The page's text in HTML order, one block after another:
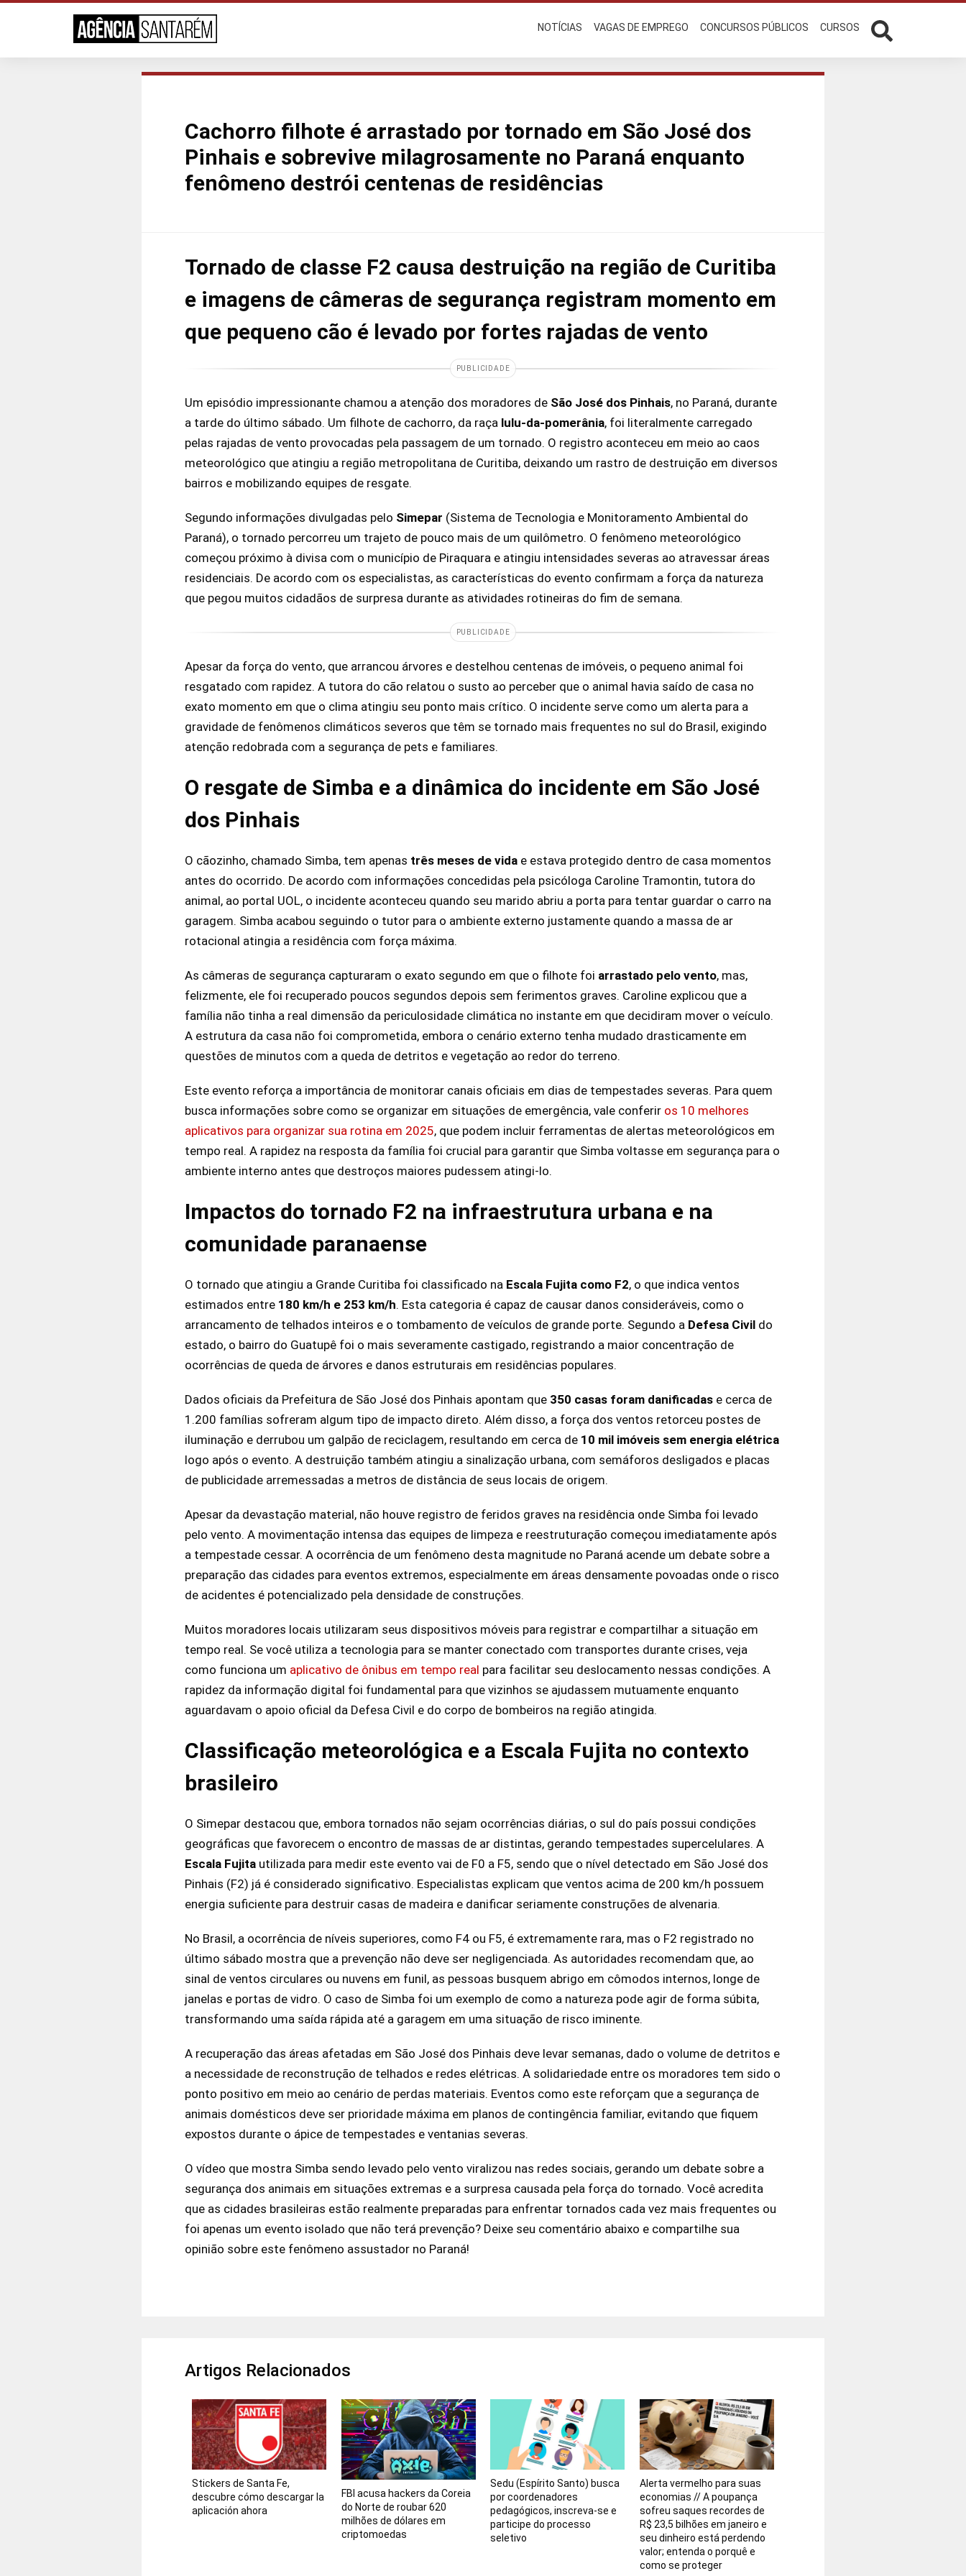
NOTÍCIAS VAGAS DE EMPREGO CONCURSOS PÚBLICOS CURSOS
Cachorro filhote é arrastado por tornado em São José dos
Pinhais e sobrevive milagrosamente no Paraná enquanto
fenômeno destrói centenas de residências
Tornado de classe F2 causa destruição na região de Curitiba
e imagens de câmeras de segurança registram momento em
que pequeno cão é levado por fortes rajadas de vento
PUBLICIDADE
Um episódio impressionante chamou a atenção dos moradores de São José dos Pinhais, no Paraná, durante
a tarde do último sábado. Um filhote de cachorro, da raça lulu-da-pomerânia, foi literalmente carregado
pelas rajadas de vento provocadas pela passagem de um tornado. O registro aconteceu em meio ao caos
meteorológico que atingiu a região metropolitana de Curitiba, deixando um rastro de destruição em diversos
bairros e mobilizando equipes de resgate.
Segundo informações divulgadas pelo Simepar (Sistema de Tecnologia e Monitoramento Ambiental do
Paraná), o tornado percorreu um trajeto de pouco mais de um quilômetro. O fenômeno meteorológico
começou próximo à divisa com o município de Piraquara e atingiu intensidades severas ao atravessar áreas
residenciais. De acordo com os especialistas, as características do evento confirmam a força da natureza
que pegou muitos cidadãos de surpresa durante as atividades rotineiras do fim de semana.
PUBLICIDADE
Apesar da força do vento, que arrancou árvores e destelhou centenas de imóveis, o pequeno animal foi
resgatado com rapidez. A tutora do cão relatou o susto ao perceber que o animal havia saído de casa no
exato momento em que o clima atingiu seu ponto mais crítico. O incidente serve como um alerta para a
gravidade de fenômenos climáticos severos que têm se tornado mais frequentes no sul do Brasil, exigindo
atenção redobrada com a segurança de pets e familiares.
O resgate de Simba e a dinâmica do incidente em São José
dos Pinhais
O cãozinho, chamado Simba, tem apenas três meses de vida e estava protegido dentro de casa momentos
antes do ocorrido. De acordo com informações concedidas pela psicóloga Caroline Tramontin, tutora do
animal, ao portal UOL, o incidente aconteceu quando seu marido abriu a porta para tentar guardar o carro na
garagem. Simba acabou seguindo o tutor para o ambiente externo justamente quando a massa de ar
rotacional atingia a residência com força máxima.
As câmeras de segurança capturaram o exato segundo em que o filhote foi arrastado pelo vento, mas,
felizmente, ele foi recuperado poucos segundos depois sem ferimentos graves. Caroline explicou que a
família não tinha a real dimensão da periculosidade climática no instante em que decidiram mover o veículo.
A estrutura da casa não foi comprometida, embora o cenário externo tenha mudado drasticamente em
questões de minutos com a queda de detritos e vegetação ao redor do terreno.
Este evento reforça a importância de monitorar canais oficiais em dias de tempestades severas. Para quem
busca informações sobre como se organizar em situações de emergência, vale conferir os 10 melhores
aplicativos para organizar sua rotina em 2025, que podem incluir ferramentas de alertas meteorológicos em
tempo real. A rapidez na resposta da família foi crucial para garantir que Simba voltasse em segurança para o
ambiente interno antes que destroços maiores pudessem atingi-lo.
Impactos do tornado F2 na infraestrutura urbana e na
comunidade paranaense
O tornado que atingiu a Grande Curitiba foi classificado na Escala Fujita como F2, o que indica ventos
estimados entre 180 km/h e 253 km/h. Esta categoria é capaz de causar danos consideráveis, como o
arrancamento de telhados inteiros e o tombamento de veículos de grande porte. Segundo a Defesa Civil do
estado, o bairro do Guatupê foi o mais severamente castigado, registrando a maior concentração de
ocorrências de queda de árvores e danos estruturais em residências populares.
Dados oficiais da Prefeitura de São José dos Pinhais apontam que 350 casas foram danificadas e cerca de
1.200 famílias sofreram algum tipo de impacto direto. Além disso, a força dos ventos retorceu postes de
iluminação e derrubou um galpão de reciclagem, resultando em cerca de 10 mil imóveis sem energia elétrica
logo após o evento. A destruição também atingiu a sinalização urbana, com semáforos desligados e placas
de publicidade arremessadas a metros de distância de seus locais de origem.
Apesar da devastação material, não houve registro de feridos graves na residência onde Simba foi levado
pelo vento. A movimentação intensa das equipes de limpeza e reestruturação começou imediatamente após
a tempestade cessar. A ocorrência de um fenômeno desta magnitude no Paraná acende um debate sobre a
preparação das cidades para eventos extremos, especialmente em áreas densamente povoadas onde o risco
de acidentes é potencializado pela densidade de construções.
Muitos moradores locais utilizaram seus dispositivos móveis para registrar e compartilhar a situação em
tempo real. Se você utiliza a tecnologia para se manter conectado com transportes durante crises, veja
como funciona um aplicativo de ônibus em tempo real para facilitar seu deslocamento nessas condições. A
rapidez da informação digital foi fundamental para que vizinhos se ajudassem mutuamente enquanto
aguardavam o apoio oficial da Defesa Civil e do corpo de bombeiros na região atingida.
Classificação meteorológica e a Escala Fujita no contexto
brasileiro
O Simepar destacou que, embora tornados não sejam ocorrências diárias, o sul do país possui condições
geográficas que favorecem o encontro de massas de ar distintas, gerando tempestades supercelulares. A
Escala Fujita utilizada para medir este evento vai de F0 a F5, sendo que o nível detectado em São José dos
Pinhais (F2) já é considerado significativo. Especialistas explicam que ventos acima de 200 km/h possuem
energia suficiente para destruir casas de madeira e danificar seriamente construções de alvenaria.
No Brasil, a ocorrência de níveis superiores, como F4 ou F5, é extremamente rara, mas o F2 registrado no
último sábado mostra que a prevenção não deve ser negligenciada. As autoridades recomendam que, ao
sinal de ventos circulares ou nuvens em funil, as pessoas busquem abrigo em cômodos internos, longe de
janelas e portas de vidro. O caso de Simba foi um exemplo de como a natureza pode agir de forma súbita,
transformando uma saída rápida até a garagem em uma situação de risco iminente.
A recuperação das áreas afetadas em São José dos Pinhais deve levar semanas, dado o volume de detritos e
a necessidade de reconstrução de telhados e redes elétricas. A solidariedade entre os moradores tem sido o
ponto positivo em meio ao cenário de perdas materiais. Eventos como este reforçam que a segurança de
animais domésticos deve ser prioridade máxima em planos de contingência familiar, evitando que fiquem
expostos durante o ápice de tempestades e ventanias severas.
O vídeo que mostra Simba sendo levado pelo vento viralizou nas redes sociais, gerando um debate sobre a
segurança dos animais em situações extremas e a surpresa causada pela força do tornado. Você acredita
que as cidades brasileiras estão realmente preparadas para enfrentar tornados cada vez mais frequentes ou
foi apenas um evento isolado que não terá prevenção? Deixe seu comentário abaixo e compartilhe sua
opinião sobre este fenômeno assustador no Paraná!
Artigos Relacionados
Stickers de Santa Fe,
descubre cómo descargar la
aplicación ahora
FBI acusa hackers da Coreia
do Norte de roubar 620
milhões de dólares em
criptomoedas
Sedu (Espírito Santo) busca
por coordenadores
pedagógicos, inscreva-se e
participe do processo
seletivo
Alerta vermelho para suas
economias // A poupança
sofreu saques recordes de
R$ 23,5 bilhões em janeiro e
seu dinheiro está perdendo
valor; entenda o porquê e
como se proteger